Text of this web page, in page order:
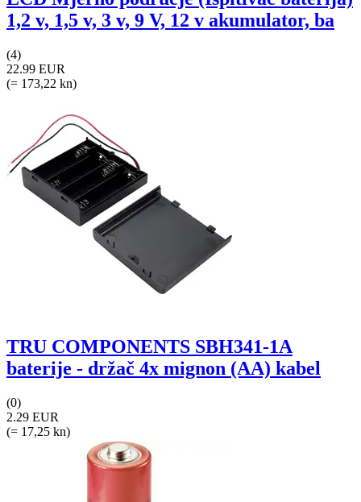
1,2 v, 1,5 v, 3 v, 9 V, 12 v akumulator, ba
(4)
22.99 EUR
(= 173,22 kn)
TRU COMPONENTS SBH341-1A
baterije - držač 4x mignon (AA) kabel
(0)
2.29 EUR
(= 17,25 kn)